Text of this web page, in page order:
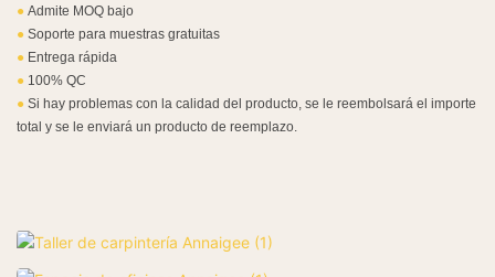
● Admite MOQ bajo
● Soporte para muestras gratuitas
● Entrega rápida
● 100% QC
● Si hay problemas con la calidad del producto, se le reembolsará el importe
total y se le enviará un producto de reemplazo.